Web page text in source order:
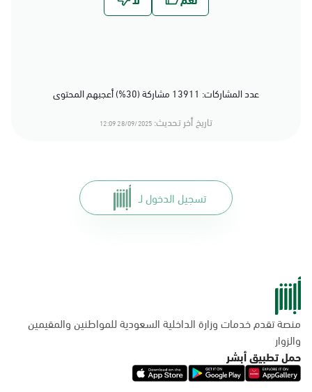
عدد المشاركات: 13911 مشاركة (30%) أعجبهم المحتوى
تاريخ أخر تحديث: 28/09/2025 12:09
تسجيل الدخول لـ
منصة تقدم خدمات وزارة الداخلية السعودية للمواطنين والمقيمين
والزوار
حمل تطبيق أبشر